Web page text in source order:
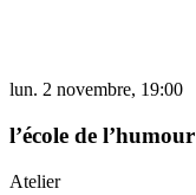
lun. 2 novembre, 19:00
l’école de l’humour
Atelier